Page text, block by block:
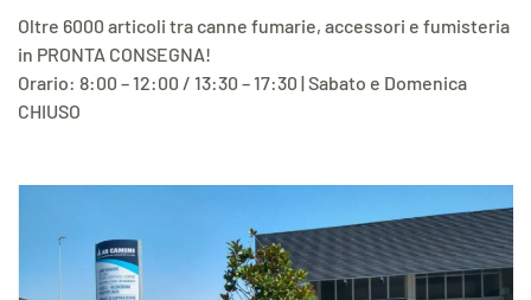
Oltre 6000 articoli tra canne fumarie, accessori e fumisteria
in PRONTA CONSEGNA!
Orario: 8:00 – 12:00 / 13:30 – 17:30 | Sabato e Domenica
CHIUSO